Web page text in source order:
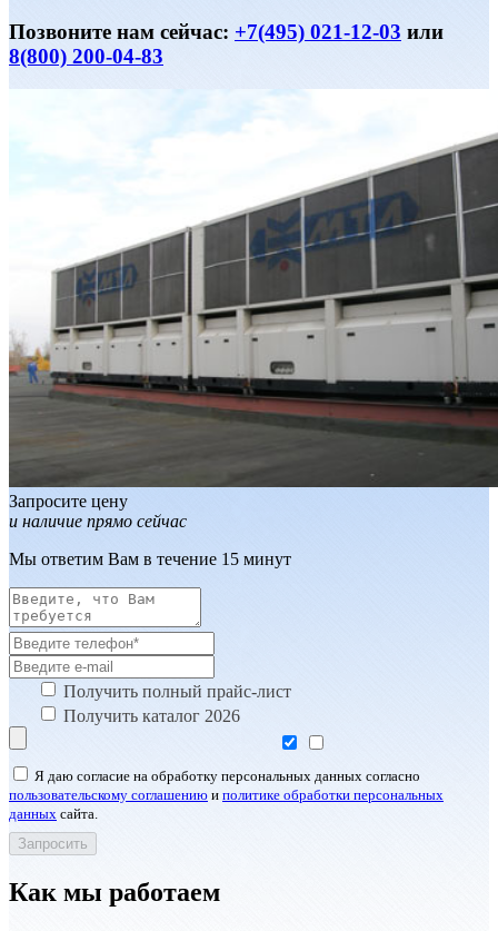
Позвоните нам сейчас: +7(495) 021-12-03 или
8(800) 200-04-83
Запросите цену
и наличие прямо сейчас
Мы ответим Вам в течение 15 минут
Получить полный прайс-лист
Получить каталог 2026
Я даю согласие на обработку персональных данных согласно
пользовательскому соглашению и политике обработки персональных
данных сайта.
Как мы работаем